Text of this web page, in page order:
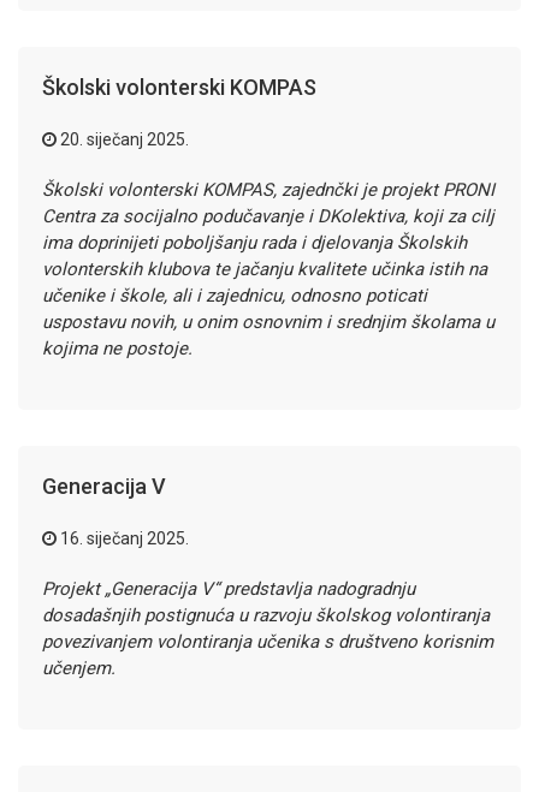
Školski volonterski KOMPAS
20. siječanj 2025.
Školski volonterski KOMPAS, zajednčki je projekt PRONI
Centra za socijalno podučavanje i DKolektiva, koji za cilj
ima doprinijeti poboljšanju rada i djelovanja Školskih
volonterskih klubova te jačanju kvalitete učinka istih na
učenike i škole, ali i zajednicu, odnosno poticati
uspostavu novih, u onim osnovnim i srednjim školama u
kojima ne postoje.
Generacija V
16. siječanj 2025.
Projekt „Generacija V“ predstavlja nadogradnju
dosadašnjih postignuća u razvoju školskog volontiranja
povezivanjem volontiranja učenika s društveno korisnim
učenjem.